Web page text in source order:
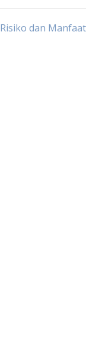
Risiko dan